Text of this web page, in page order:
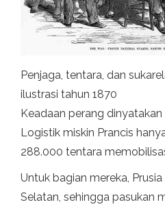
Penjaga, tentara, dan
ilustrasi tahun 1870
Keadaan perang dinyatakan
Logistik miskin Prancis
288.000 tentara
Untuk bagian mereka,
Selatan, sehingga pasukan